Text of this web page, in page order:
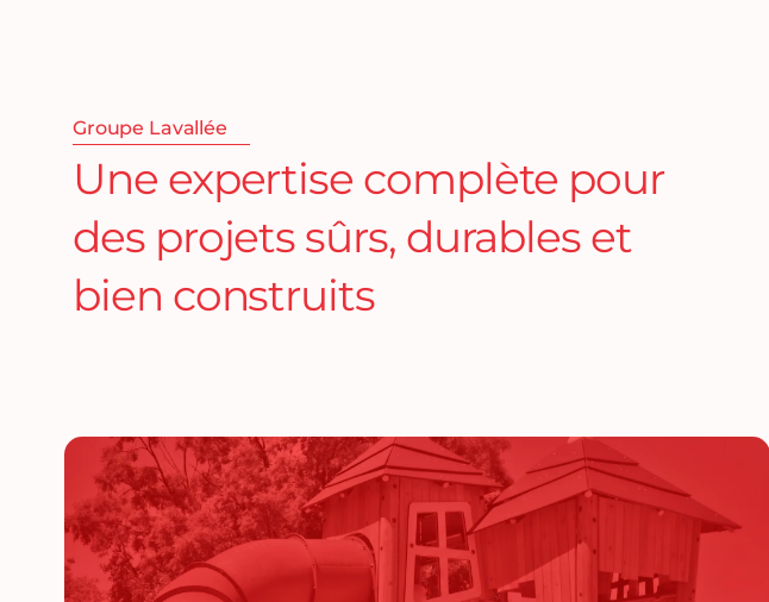
Groupe Lavallée
Une expertise complète pour
des projets sûrs, durables et
bien construits